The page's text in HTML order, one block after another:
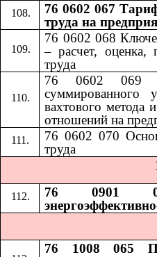
76 0602 067
труда на
76 0602 068 ​​
– расчет, оценка,
труда
76 0602 069
суммированного
вахтового метода
отношений на
76 0602 070 ​​
труда
76 0901
76 1008 065